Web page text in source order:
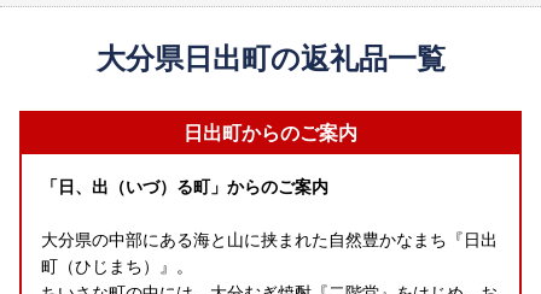
大分県日出町の返礼品一覧
日出町からのご案内
「日、出（いづ）る町」からのご案内
大分県の中部にある海と山に挟まれた自然豊かなまち『日出
町（ひじまち）』。